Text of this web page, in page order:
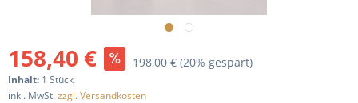
158,40 € 198,00 €(20% gespart)
Inhalt: 1 Stück
inkl. MwSt.zzgl. Versandkosten